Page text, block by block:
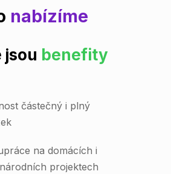
nabízíme
jsou benefity
částečný i plný
na domácích i
projektech